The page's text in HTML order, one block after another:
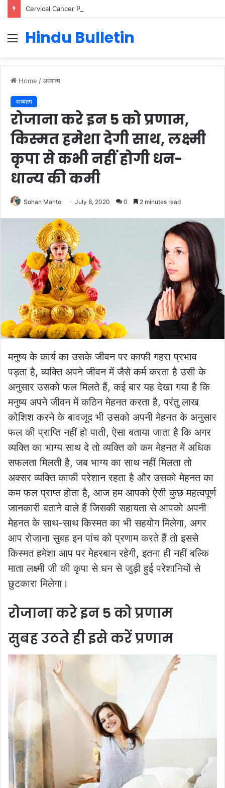
Menu
Hindu Bulletin
Home /अध्यात्म
अध्यात्म
रोजाना करे इन 5 को प्रणाम,
किस्मत हमेशा देगी साथ, लक्ष्मी
कृपा से कभी नहीं होगी धन-
धान्य की कमी
Sohan Mahto July 8, 2020 0 2 minutes read
मनुष्य के कार्य का उसके जीवन पर काफी गहरा प्रभाव
पड़ता है, व्यक्ति अपने जीवन में जैसे कर्म करता है उसी के
अनुसार उसको फल मिलते हैं, कई बार यह देखा गया है कि
मनुष्य अपने जीवन में कठिन मेहनत करता है, परंतु लाख
कोशिश करने के बावजूद भी उसको अपनी मेहनत के अनुसार
फल की प्राप्ति नहीं हो पाती, ऐसा बताया जाता है कि अगर
व्यक्ति का भाग्य साथ दे तो व्यक्ति को कम मेहनत में अधिक
सफलता मिलती है, जब भाग्य का साथ नहीं मिलता तो
अक्सर व्यक्ति काफी परेशान रहता है और उसको मेहनत का
कम फल प्राप्त होता है, आज हम आपको ऐसी कुछ महत्वपूर्ण
जानकारी बताने वाले हैं जिसकी सहायता से आपको अपनी
मेहनत के साथ-साथ किस्मत का भी सहयोग मिलेगा, अगर
आप रोजाना सुबह इन पांच को प्रणाम करते हैं तो इससे
किस्मत हमेशा आप पर मेहरबान रहेगी, इतना ही नहीं बल्कि
माता लक्ष्मी जी की कृपा से धन से जुड़ी हुई परेशानियों से
छुटकारा मिलेगा।
रोजाना करे इन 5 को प्रणाम
सुबह उठते ही इसे करें प्रणाम